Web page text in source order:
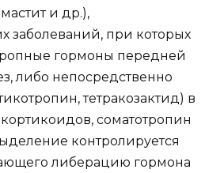
и др.),
заболеваний, при которых
гормоны передней
либо непосредственно
тетракозактид) в
соматотропин
контролируется
либерацию гормона